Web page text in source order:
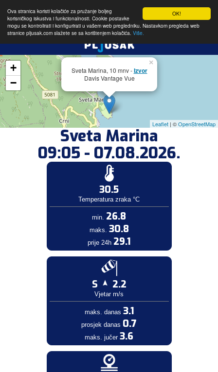
OK!
Ova stranica koristi kolačiće za pružanje boljeg
korisničkog iskustva i funkcionalnosti. Cookie postavke
mogu se kontrolirati i konfigurirati u vašem web pregledniku. Nastavkom pregleda web
stranice pljusak.com slažete se sa korištenjem kolačića. Više.
Sveta Marina, 10 mnv -Izvor
Davis Vantage Vue
×
+
−
Leaflet | ©OpenStreetMap
Sveta Marina
09:05 - 07.08.2026.
30.5
Temperatura zraka °C
min. 26.8
maks. 30.8
prije 24h 29.1
S 2.2
Vjetar m/s
maks. danas 3.1
prosjek danas 0.7
maks. jučer 3.6